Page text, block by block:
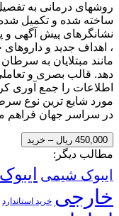
ساخته شده و تکمیل
نشانگرهای پیش آگهی و
، اهداف جدید و
مانند مبتلایان به
دهد. قالب بصری و
اطلاعات را جمع آوری
مورد شایع ترین نوع
در سراسر جهان فراهم
450,000 ریال – خرید
مطالب دیگر:
ایبوک شیمی
خارجی خرید استاندارد